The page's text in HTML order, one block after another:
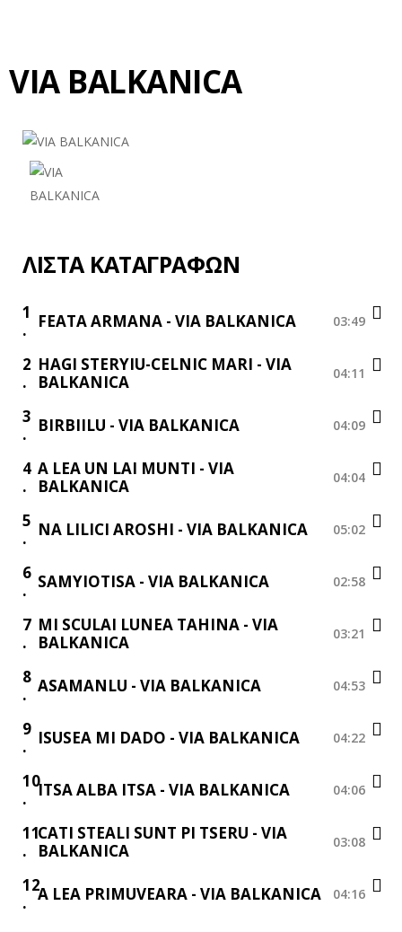
VIA BALKANICA
ΛΊΣΤΑ ΚΑΤΑΓΡΑΦΏΝ
1 FEATA ARMANA - VIA BALKANICA 03:49
2 HAGI STERYIU-CELNIC MARI - VIA
BALKANICA
04:11
3 BIRBIILU - VIA BALKANICA 04:09
4 A LEA UN LAI MUNTI - VIA
BALKANICA
04:04
5 NA LILICI AROSHI - VIA BALKANICA 05:02
6 SAMYIOTISA - VIA BALKANICA 02:58
7 MI SCULAI LUNEA TAHINA - VIA
BALKANICA
03:21
8 ASAMANLU - VIA BALKANICA 04:53
9 ISUSEA MI DADO - VIA BALKANICA 04:22
10ITSA ALBA ITSA - VIA BALKANICA 04:06
11CATI STEALI SUNT PI TSERU - VIA
BALKANICA
03:08
12A LEA PRIMUVEARA - VIA BALKANICA 04:16